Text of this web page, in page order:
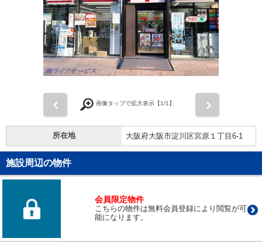
画像タップで拡大表示【1/1】
所在地 大阪府大阪市淀川区宮原１丁目6-1
施設周辺の物件
会員限定物件
こちらの物件は無料会員登録により閲覧が可
能になります。